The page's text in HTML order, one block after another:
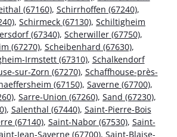
(67160), Schirrhoffen (67240),
, Schirmeck (67130), Schiltigheim
(67340), Scherwiller (67750),
(67270), Scheibenhard (67630),
Irmstett (67310), Schalkendorf
sur-Zorn (67270), Schaffhouse-près-
(67150), Saverne (67700),
, Sarre-Union (67260), Sand (67230),
, Salenthal (67440), Saint-Pierre-Bois
(67140), Saint-Nabor (67530), Saint-
Jean-Saverne (67700), Saint-Blaise-